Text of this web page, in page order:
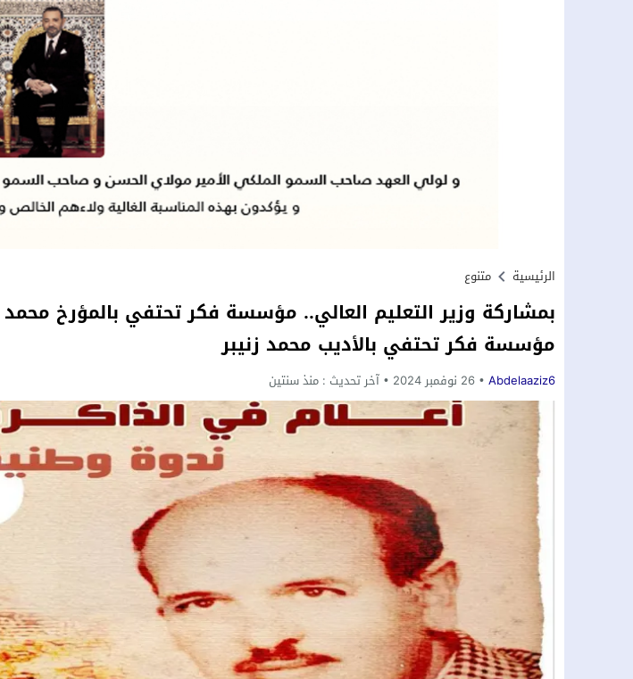
الرئيسية متنوع
بمشاركة وزير التعليم العالي.. مؤسسة فكر تحتفي بالمؤرخ محمد
مؤسسة فكر تحتفي بالأديب محمد زنيبر
Abdelaaziz6 26 نوفمبر 2024 آخر تحديث : منذ سنتين